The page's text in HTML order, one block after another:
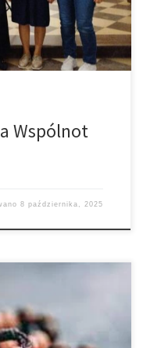
Świętym Krzyżu, […]
Wspólnot
8 października, 2025
powszednie o godz.